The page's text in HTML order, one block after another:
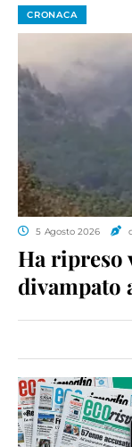
CRONACA
5 Agosto 2026
Ha ripreso
divampato